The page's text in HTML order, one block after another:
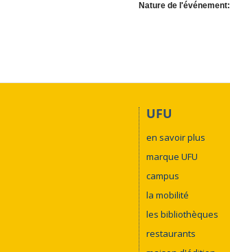
Nature de l'événement:
UFU
en savoir plus
marque UFU
campus
la mobilité
les bibliothèques
restaurants